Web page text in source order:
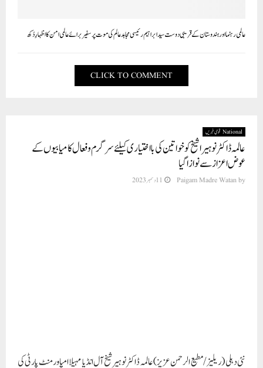
عالمی رہنما اور ہندوستان کے قریبی دوست سید ابراہیم رئیسی مجاہد عالم کی موت پر سفیر برائے عالمی امن کا اظہارِ دُکھ
CLICK TO COMMENT
National قومی خبریں
عالمہ ڈاکٹر نوہیرا شیخ کو خواتین کی با اختیاری کیلئے سرگرم و فعال کامیابیوں کے
عوض اعزاز سے نوازا گیا
by
Paigam Madre Watan 11 دسمبر 2023
ہیرا گروپ کی ایگزیکٹو چیئرپرسن اور با نیہ کے طور پر انہوں نے کاروباری ڈھانچے کو نمایاں